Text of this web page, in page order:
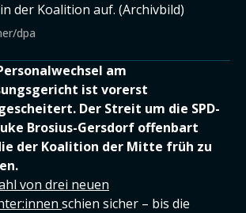
der Koalition auf. (Archivbild)
dpa
am
ist vorerst
Der Streit um die SPD-
Brosius-Gersdorf offenbart
der Koalition der Mitte früh zu
von drei neuen
schien sicher – bis die